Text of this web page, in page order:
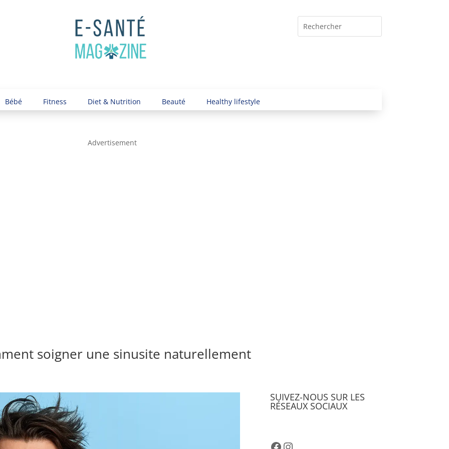
Bébé Fitness Diet & Nutrition Beauté Healthy lifestyle
Advertisement
soigner une sinusite naturellement
SUIVEZ-NOUS SUR LES
RÉSEAUX SOCIAUX